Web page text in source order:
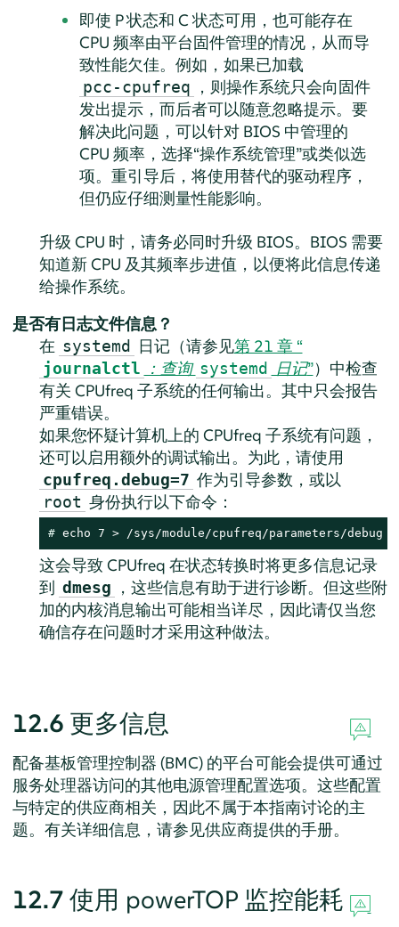
即使 P 状态和 C 状态可用，也可能存在
CPU 频率由平台固件管理的情况，从而导
致性能欠佳。例如，如果已加载
pcc-cpufreq
，则操作系统只会向固件
发出提示，而后者可以随意忽略提示。要
解决此问题，可以针对 BIOS 中管理的
CPU 频率，选择“操作系统管理”或类似选
项。重引导后，将使用替代的驱动程序，
但仍应仔细测量性能影响。
升级 CPU 时，请务必同时升级 BIOS。BIOS 需要
知道新 CPU 及其频率步进值，以便将此信息传递
给操作系统。
是否有日志文件信息？
在 systemd 日记（请参见第 21 章 “
journalctl ：查询 systemd 日记”）中检查
有关 CPUfreq 子系统的任何输出。其中只会报告
严重错误。
如果您怀疑计算机上的 CPUfreq 子系统有问题，
还可以启用额外的调试输出。为此，请使用
cpufreq.debug=7 作为引导参数，或以
root 身份执行以下命令：
# echo 7 > /sys/module/cpufreq/parameters/debug
这会导致 CPUfreq 在状态转换时将更多信息记录
到 dmesg
，这些信息有助于进行诊断。但这些附
加的内核消息输出可能相当详尽，因此请仅当您
确信存在问题时才采用这种做法。
12.6 更多信息
配备基板管理控制器 (BMC) 的平台可能会提供可通过
服务处理器访问的其他电源管理配置选项。这些配置
与特定的供应商相关，因此不属于本指南讨论的主
题。有关详细信息，请参见供应商提供的手册。
12.7 使用 powerTOP 监控能耗